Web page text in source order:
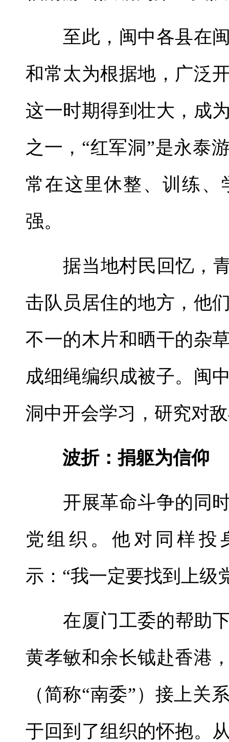
至此，闽中各县在闽
和常太为根据地，广泛
这一时期得到壮大，成
之一，“红军洞”是永泰
常在这里休整、训练
强。
据当地村民回忆，青
击队员居住的地方，他
不一的木片和晒干的杂
成细绳编织成被子。闽
洞中开会学习，研究对
波折：捐躯为信仰
开展革命斗争的同时
党组织。他对同样投
示：“我一定要找到上级
在厦门工委的帮助下
黄孝敏和余长钺赴香港
（简称“南委”）接上关
于回到了组织的怀抱。